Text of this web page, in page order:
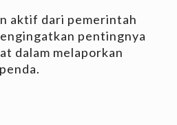
aktif dari pemerintah
pentingnya
dalam melaporkan